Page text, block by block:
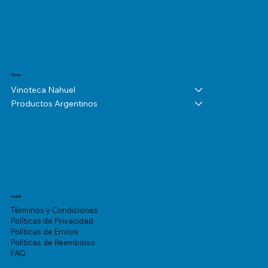
Shop
Vinoteca Nahuel
Productos Argentinos
Legal
Términos y Condiciones
Políticas de Privacidad
Políticas de Envíos
Políticas de Reembolso
FAQ